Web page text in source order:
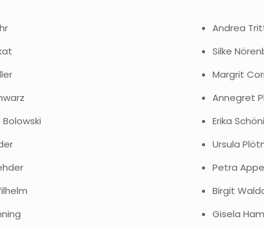
Andrea
Silke
Margrit
Annegret
Erika
Ursula
Petra
Birgit
Gisela